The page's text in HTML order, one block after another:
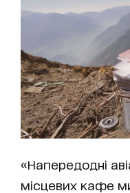
«Напередодні
місцевих кафе